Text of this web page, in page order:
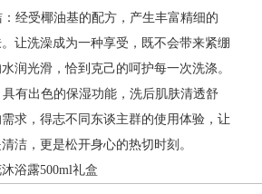
经受椰油基的配方，产生丰富精细的
让洗澡成为一种享受，既不会带来紧绷
润光滑，恰到克己的呵护每一次洗涤。
具有出色的保湿功能，洗后肌肤清透舒
求，得志不同东谈主群的使用体验，让
洁，更是松开身心的热切时刻。
浴露500ml礼盒